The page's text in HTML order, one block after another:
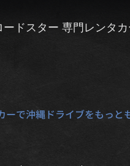
ドスター 専門レンタ
ーで沖縄ドライブをもっ